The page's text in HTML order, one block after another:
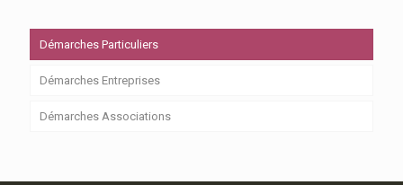
Démarches Particuliers
Démarches Entreprises
Démarches Associations